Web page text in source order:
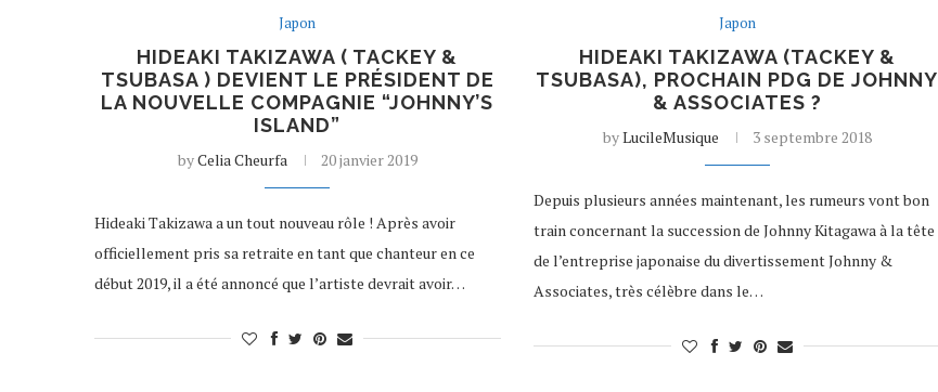
Japon
HIDEAKI TAKIZAWA ( TACKEY &
TSUBASA ) DEVIENT LE PRÉSIDENT DE
LA NOUVELLE COMPAGNIE “JOHNNY’S
ISLAND”
byCelia Cheurfa 20 janvier 2019
Hideaki Takizawa a un tout nouveau rôle ! Après avoir
officiellement pris sa retraite en tant que chanteur en ce
début 2019, il a été annoncé que l’artiste devrait avoir…
Japon
HIDEAKI TAKIZAWA (TACKEY &
TSUBASA), PROCHAIN PDG DE JOHNNY
& ASSOCIATES ?
byLucileMusique 3 septembre 2018
Depuis plusieurs années maintenant, les rumeurs vont bon
train concernant la succession de Johnny Kitagawa à la tête
de l’entreprise japonaise du divertissement Johnny &
Associates, très célèbre dans le…